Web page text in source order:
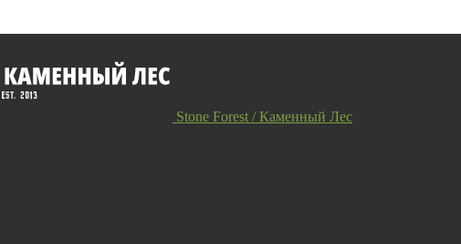
Stone Forest / Каменный Лес